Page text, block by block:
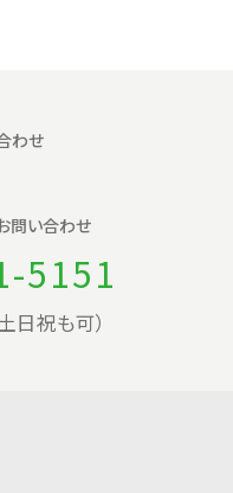
わせ
問い合わせ
5151
日祝も可）